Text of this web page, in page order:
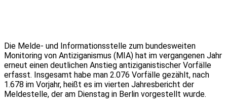
Die Melde- und Informationsstelle zum bundesweiten
Monitoring von Antiziganismus (MIA) hat im vergangenen Jahr
erneut einen deutlichen Anstieg antiziganistischer Vorfälle
erfasst. Insgesamt habe man 2.076 Vorfälle gezählt, nach
1.678 im Vorjahr, heißt es im vierten Jahresbericht der
Meldestelle, der am Dienstag in Berlin vorgestellt wurde.